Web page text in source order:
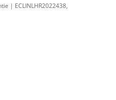
| ECLINLHR2022438,